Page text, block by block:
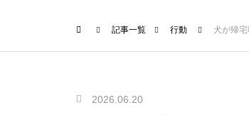
記事一覧 行動 犬が帰
2026.06.20